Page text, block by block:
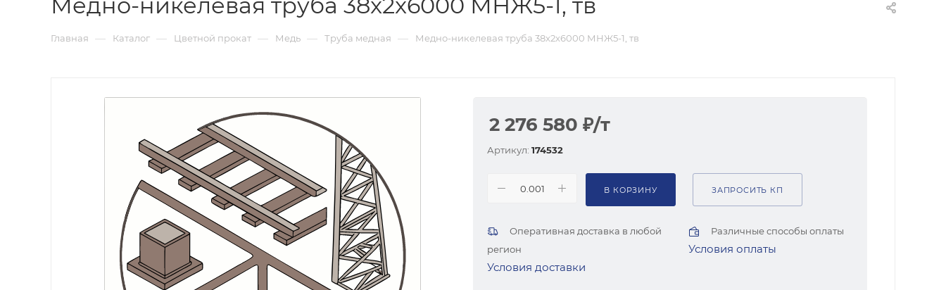
Главная — Каталог — Цветной прокат — Медь — Труба медная — Медно-никелевая труба 38x2x6000 МНЖ5-1, тв
2 276 580 ₽/т
Артикул: 174532
В КОРЗИНУ ЗАПРОСИТЬ КП
Оперативная доставка в любой
регион
Условия доставки
Различные способы оплаты
Условия оплаты